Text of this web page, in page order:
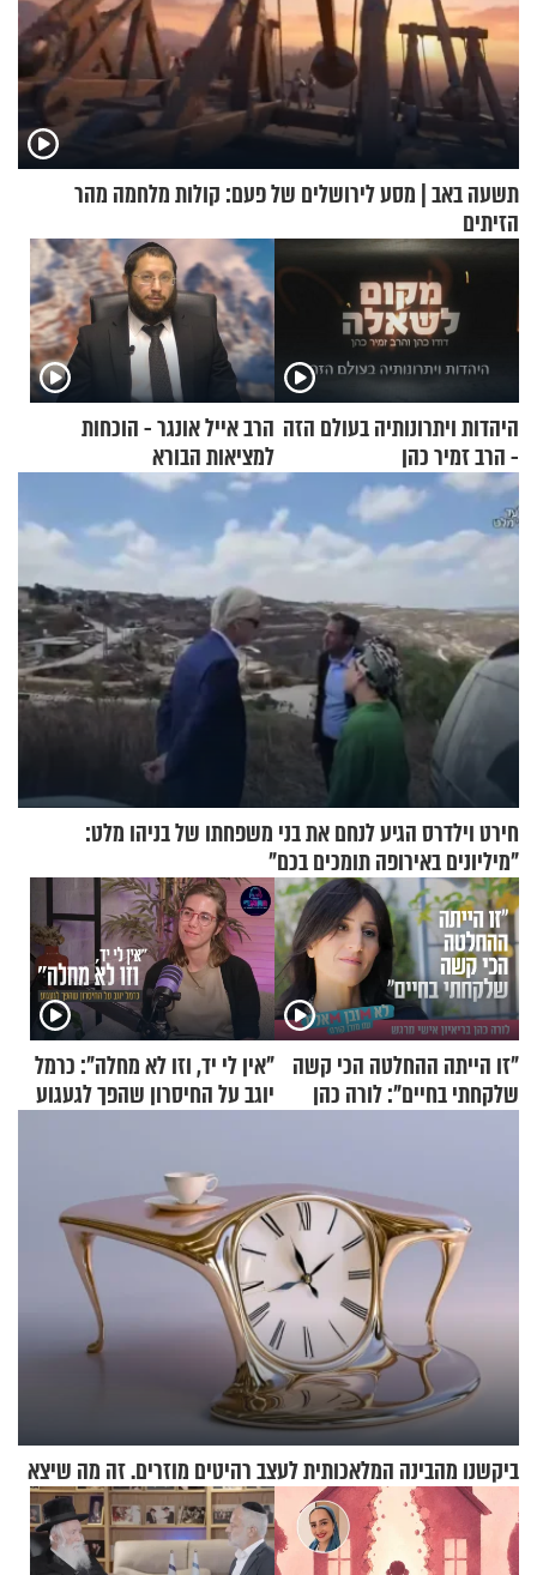
תשעה באב | מסע לירושלים של פעם: קולות מלחמה מהר
הזיתים
היהדות ויתרונותיה בעולם הזה
- הרב זמיר כהן
הרב אייל אונגר - הוכחות
למציאות הבורא
חירט וילדרס הגיע לנחם את בני משפחתו של בניהו מלט:
"מיליונים באירופה תומכים בכם"
"זו הייתה ההחלטה הכי קשה
שלקחתי בחיים": לורה כהן
"אין לי יד, וזו לא מחלה": כרמל
יוגב על החיסרון שהפך לגעגוע
ביקשנו מהבינה המלאכותית לעצב רהיטים מוזרים. זה מה שיצא